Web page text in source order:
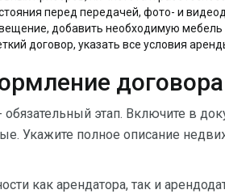
перед передачей, фото- и
добавить необходимую мебель
договор, указать все условия
этап. Включите в
Укажите полное описание
как арендатора, так и